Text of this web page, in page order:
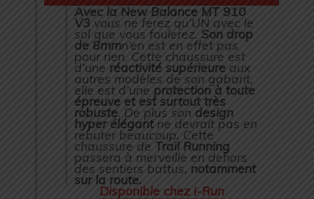
La Réactivité Supérieure à un
V2! Protection et Design
élégant!
Avec la New Balance MT 910
V3 vous ne ferez qu’UN avec le
sol que vous foulerez. Son drop
de 8mmn’en est en effet pas
pour rien. Cette chaussure est
d’une réactivité supérieure aux
autres modèles de son gabarit,
elle est d’une protection à toute
épreuve et est surtout très
robuste. De plus son design
hyper élégantne devrait pas en
rebuter beaucoup. Cette
chaussure de Trail Running
passera à merveille en dehors
des sentiers battus, notamment
sur la route.
Disponible chez i-Run